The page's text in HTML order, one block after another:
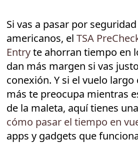
Si vas a pasar por
americanos, elTSA
Entryte ahorran tiempo en
dan más margen si vas
conexión. Y si el vuelo largo
más te preocupa mientras
de la maleta, aquí tienes
cómo pasar el tiempo en
apps y gadgets que